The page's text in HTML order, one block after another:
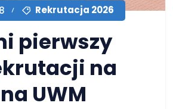
Rekrutacja 2026
pierwszy
na
UWM